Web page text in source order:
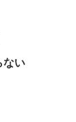
ない